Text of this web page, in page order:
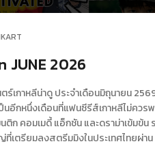
JUNE 2026
ร์เกาหลีน่าดู ประจำเดือนมิถุนายน
นอีกหนึ่งเดือนที่แฟนซีรีส์เกาหลีไม่ควร
ติก คอมเมดี้ แอ็กชัน และดราม่าเข้มข้น
เตรียมลงสตรีมมิงในประเทศไทยผ่า